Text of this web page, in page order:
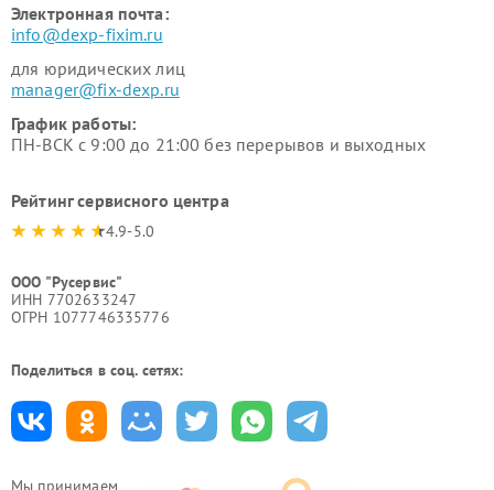
Мы принимаем
Электронная почта:
info@dexp-fixim.ru
для юридических лиц
manager@fix-dexp.ru
График работы:
ПН-ВСК с 9:00 до 21:00 без перерывов и выходных
Рейтинг сервисного центра
4.9-5.0
ООО "Русервис"
ИНН 7702633247
ОГРН 1077746335776
Поделиться в соц. сетях: